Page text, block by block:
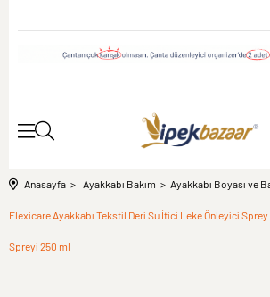
Anasayfa Ayakkabı Bakım Ayakkabı Boyası ve
Flexicare Ayakkabı Tekstil Deri Su İtici Leke Önleyici Sprey
Spreyi 250 ml